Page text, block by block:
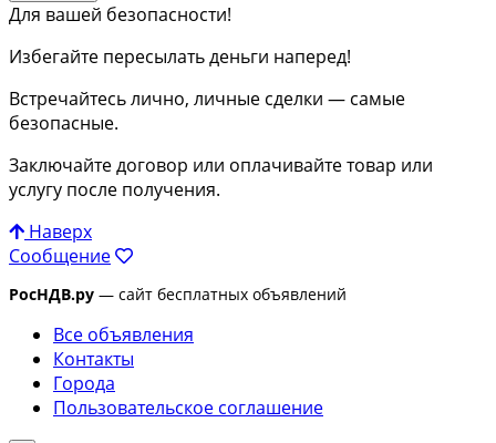
Для вашей безопасности!
Избегайте пересылать деньги наперед!
Встречайтесь лично, личные сделки — самые
безопасные.
Заключайте договор или оплачивайте товар или
услугу после получения.
Наверх
Сообщение
РосНДВ.ру — сайт бесплатных объявлений
Все объявления
Контакты
Города
Пользовательское соглашение